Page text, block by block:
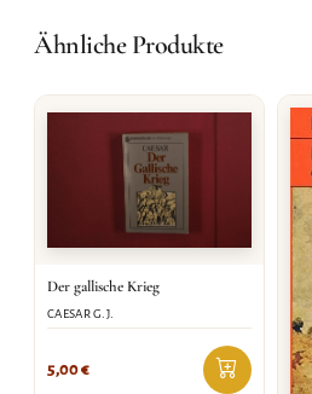
Ähnliche Produkte
Der gallische Krieg
CAESAR G.J.
5,00€